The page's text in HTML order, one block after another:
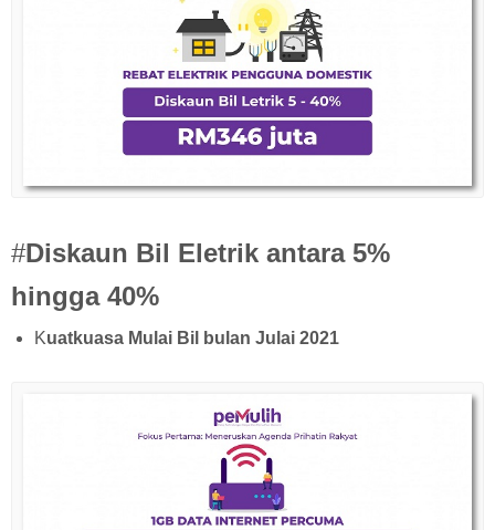
#Diskaun Bil Eletrik antara 5%
hingga 40%
Kuatkuasa Mulai Bil bulan Julai 2021